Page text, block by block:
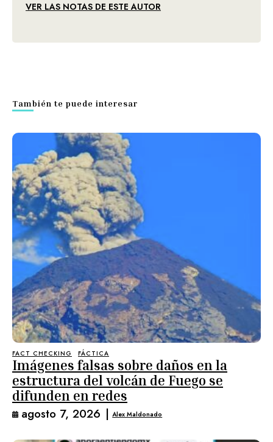
VER LAS NOTAS DE ESTE AUTOR
También te puede interesar
FACT CHECKING FÁCTICA
Imágenes falsas sobre daños en la
estructura del volcán de Fuego se
difunden en redes
agosto 7, 2026 | Alex Maldonado